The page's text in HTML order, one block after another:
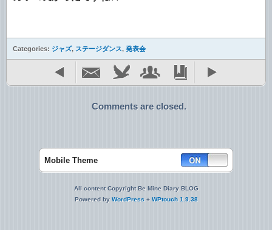
Categories: ジャズ, ステージダンス, 発表会
Comments are closed.
Mobile Theme
All content Copyright Be Mine Diary BLOG
Powered by WordPress + WPtouch 1.9.38